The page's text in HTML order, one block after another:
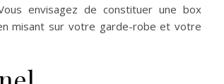
envisagez de constituer une box
misant sur votre garde-robe et votre